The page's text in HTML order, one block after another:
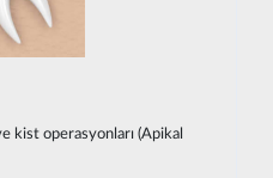
kist operasyonları (Apikal